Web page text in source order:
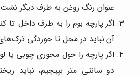
عنوان رنگ روغن به طرف دیگر
اگر پارچه بوم را به طرف داخل تا
آن نباید در محل تا خوردگی
اگر پارچه را حول محوری چوبی یا
دو سانتی متر بپیچیم، نباید